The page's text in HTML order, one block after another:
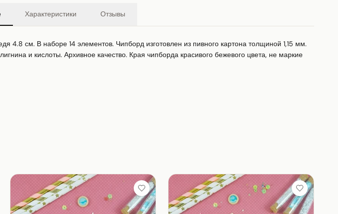
Характеристики Отзывы
4.8 см. В наборе 14 элементов. Чипборд изготовлен из пивного картона толщиной 1,15 мм.
и кислоты. Архивное качество. Края чипборда красивого бежевого цвета, не маркие